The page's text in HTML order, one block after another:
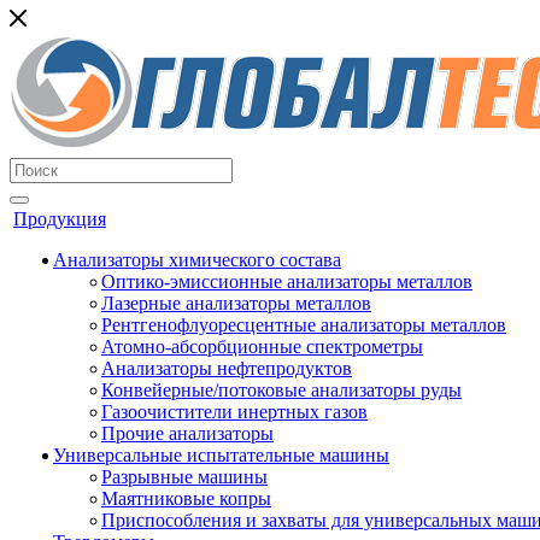
Продукция
Анализаторы химического состава
Оптико-эмиссионные анализаторы металлов
Лазерные анализаторы металлов
Рентгенофлуоресцентные анализаторы металлов
Атомно-абсорбционные спектрометры
Анализаторы нефтепродуктов
Конвейерные/потоковые анализаторы руды
Газоочистители инертных газов
Прочие анализаторы
Универсальные испытательные машины
Разрывные машины
Маятниковые копры
Приспособления и захваты для универсальных